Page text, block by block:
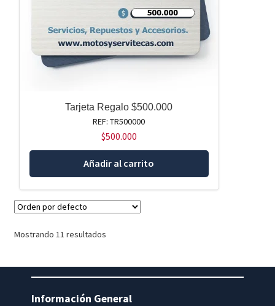
Tarjeta Regalo $500.000
REF: TR500000
$500.000
Añadir al carrito
Mostrando 11 resultados
Información General